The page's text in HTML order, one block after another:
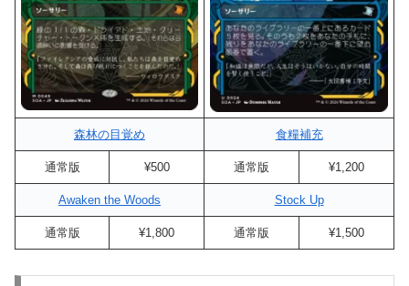
森林の目覚め 食糧補充
通常版 ¥500 通常版 ¥1,200
Awaken the Woods Stock Up
通常版 ¥1,800 通常版 ¥1,500